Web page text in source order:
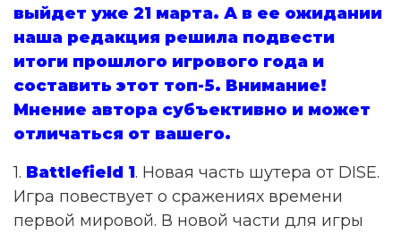
выйдет уже 21 марта. А в ее ожидании
наша редакция решила подвести
итоги прошлого игрового года и
составить этот топ-5. Внимание!
Мнение автора субъективно и может
отличаться от вашего.
1. Battlefield 1. Новая часть шутера от DISE.
Игра повествует о сражениях времени
первой мировой. В новой части для игры